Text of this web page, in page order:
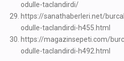
odulle-taclandirdi/
https://sanathaberleri.net/
odulle-taclandirdi-h455.html
https://magazinsepeti.com/
odulle-taclandirdi-h492.html